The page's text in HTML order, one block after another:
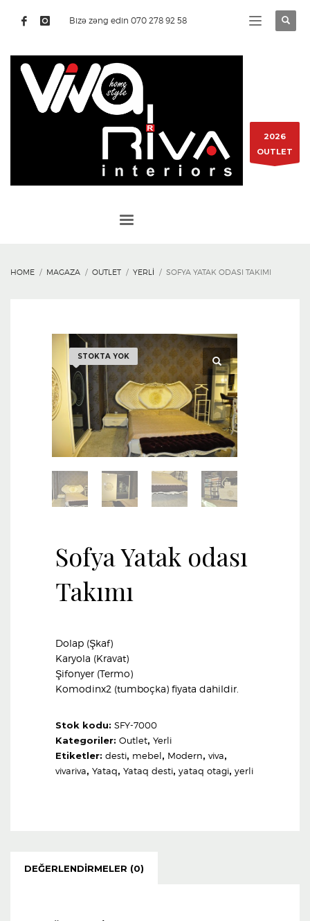
Bizə zəng edin 070 278 92 58
2026
OUTLET
HOME MAGAZA OUTLET YERLI SOFYA YATAK ODASI TAKIMI
STOKTA YOK
Sofya Yatak odası
Takımı
Dolap (Şkaf)
Karyola (Kravat)
Şifonyer (Termo)
Komodinx2 (tumboçka) fiyata dahildir.
Stok kodu: SFY-7000
Kategoriler: Outlet, Yerli
Etiketler: desti, mebel, Modern, viva,
vivariva, Yataq, Yataq desti, yataq otagi, yerli
DEĞERLENDIRMELER (0)